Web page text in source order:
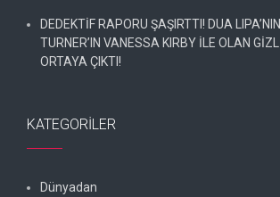
DEDEKTİF RAPORU ŞAŞIRTTI! DUA
TURNER’IN VANESSA KIRBY İLE OLAN
ORTAYA ÇIKTI!
KATEGORILER
Dünyadan